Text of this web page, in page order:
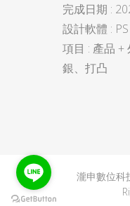
完成日期 :
設計軟體 :
項目 : 產品
銀、打凸
瀧申數位